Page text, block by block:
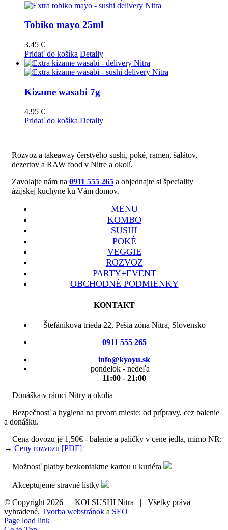
Tobiko mayo 25ml
3,45 €
Pridať do košíka Detaily
Kizame wasabi 7g
4,95 €
Pridať do košíka Detaily
Rozvoz a takeaway čerstvého sushi, poké, ramen, šalátov,
dezertov a RAW food v Nitre a okolí.
Zavolajte nám na 0911 555 265 a objednajte si špeciality
ázijskej kuchyne ku Vám domov.
MENU
KOMBO
SUSHI
POKÉ
VEGGIE
ROZVOZ
PARTY+EVENT
OBCHODNÉ PODMIENKY
KONTAKT
Štefánikova trieda 22, Pešia zóna Nitra, Slovensko
0911 555 265
info@kyoyu.sk
pondelok - nedeľa
11:00 - 21:00
Donáška v rámci Nitry a okolia
Bezpečnosť a hygiena na prvom mieste: od prípravy, cez balenie
a donášku.
Cena dovozu je 1,50€ - balenie a paličky v cene jedla, mimo NR:
→ Ceny rozvozu [PDF]
Možnosť platby bezkontaktne kartou u kuriéra
Akceptujeme stravné lístky
© Copyright 2026 | KOI SUSHI Nitra | Všetky práva
vyhradené. Tvorba webstránok a SEO
Page load link